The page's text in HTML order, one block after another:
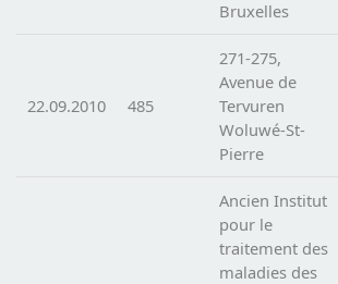
Bruxelles
22.09.2010 485
271-275,
Avenue de
Tervuren
Woluwé-St-
Pierre
Ancien Institut
pour le
traitement des
maladies des